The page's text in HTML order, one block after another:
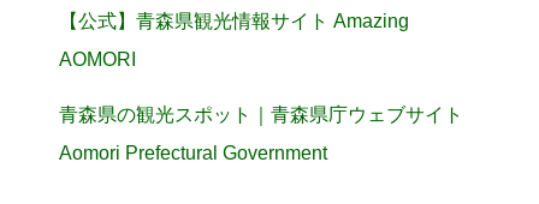
【公式】青森県観光情報サイト Amazing
AOMORI
青森県の観光スポット｜青森県庁ウェブサイト
Aomori Prefectural Government